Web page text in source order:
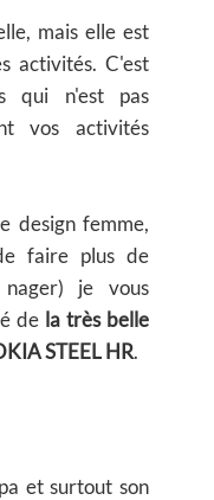
mais elle est
activités. C'est
qui n'est pas
vos activités
design femme,
faire plus de
je vous
de la très belle
STEEL HR.
et surtout son